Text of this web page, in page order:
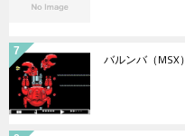
バルンバ（MSX）